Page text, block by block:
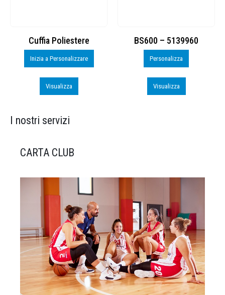
Cuffia Poliestere
Inizia a Personalizzare
Visualizza
BS600 – 5139960
Personalizza
Visualizza
I nostri servizi
CARTA CLUB